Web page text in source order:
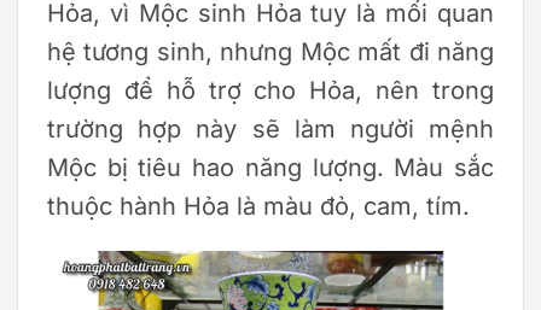
Hỏa, vì Mộc sinh Hỏa tuy là mối quan
hệ tương sinh, nhưng Mộc mất đi năng
lượng để hỗ trợ cho Hỏa, nên trong
trường hợp này sẽ làm người mệnh
Mộc bị tiêu hao năng lượng. Màu sắc
thuộc hành Hỏa là màu đỏ, cam, tím.